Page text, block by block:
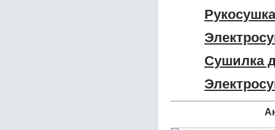
Сушилка